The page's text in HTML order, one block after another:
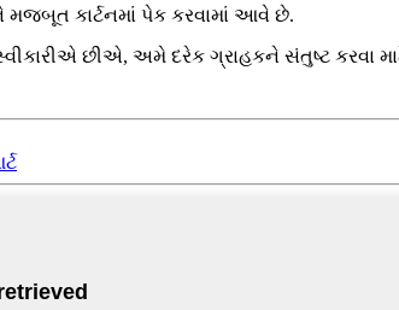
કાર્ટનમાં પેક કરવામાં આવે છે.
છીએ, અમે દરેક ગ્રાહકને સંતુષ્ટ કરવા માટે